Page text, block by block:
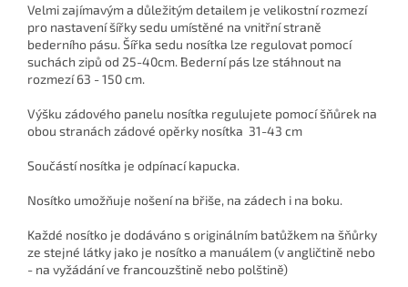
Velmi zajímavým a důležitým detailem je velikostní rozmezí
pro nastavení šířky sedu umístěné na vnitřní straně
bederního pásu. Šířka sedu nosítka lze regulovat pomocí
suchách zipů od 25-40cm. Bederní pás lze stáhnout na
rozmezí 63 - 150 cm.
Výšku zádového panelu nosítka regulujete pomocí šňůrek na
obou stranách zádové opěrky nosítka 31-43 cm
Součástí nosítka je odpínací kapucka.
Nosítko umožňuje nošení na břiše, na zádech i na boku.
Každé nosítko je dodáváno s originálním batůžkem na šňůrky
ze stejné látky jako je nosítko a manuálem (v angličtině nebo
- na vyžádání ve francouzštině nebo polštině)